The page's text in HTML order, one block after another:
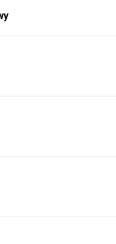
zapewni ich dobre
tarasu
słońca, a